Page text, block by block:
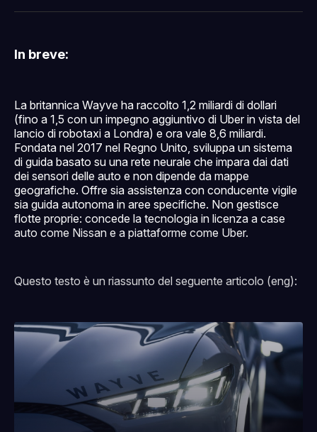
Facebook
Pinterest
LinkedInWhatsApp
email
In breve:
La britannica Wayve ha raccolto 1,2 miliardi di dollari
(fino a 1,5 con un impegno aggiuntivo di Uber in vista del
lancio di robotaxi a Londra) e ora vale 8,6 miliardi.
Fondata nel 2017 nel Regno Unito, sviluppa un sistema
di guida basato su una rete neurale che impara dai dati
dei sensori delle auto e non dipende da mappe
geografiche. Offre sia assistenza con conducente vigile
sia guida autonoma in aree specifiche. Non gestisce
flotte proprie: concede la tecnologia in licenza a case
auto come Nissan e a piattaforme come Uber.
Questo testo è un riassunto del seguente articolo (eng):